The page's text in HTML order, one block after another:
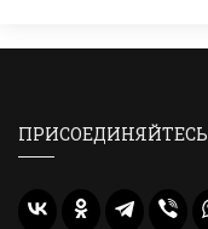
ПРИСОЕДИНЯЙТЕСЬ